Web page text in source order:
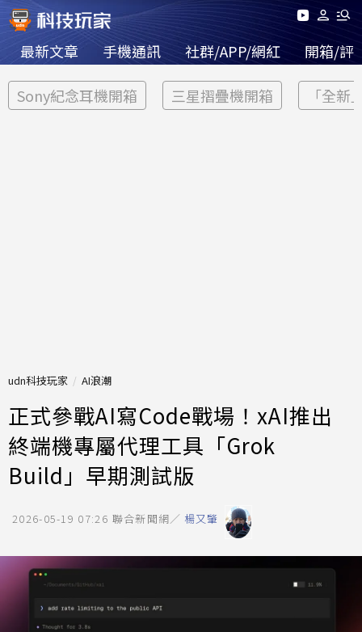
最新文章 手機通訊 社群/APP/網紅 開箱/評
Sony紀念耳機開箱 三星摺疊機開箱 「全新
udn科技玩家 AI浪潮
正式參戰AI寫Code戰場！xAI推出
終端機專屬代理工具「Grok
Build」早期測試版
2026-05-19 07:26 聯合新聞網／ 楊又肇